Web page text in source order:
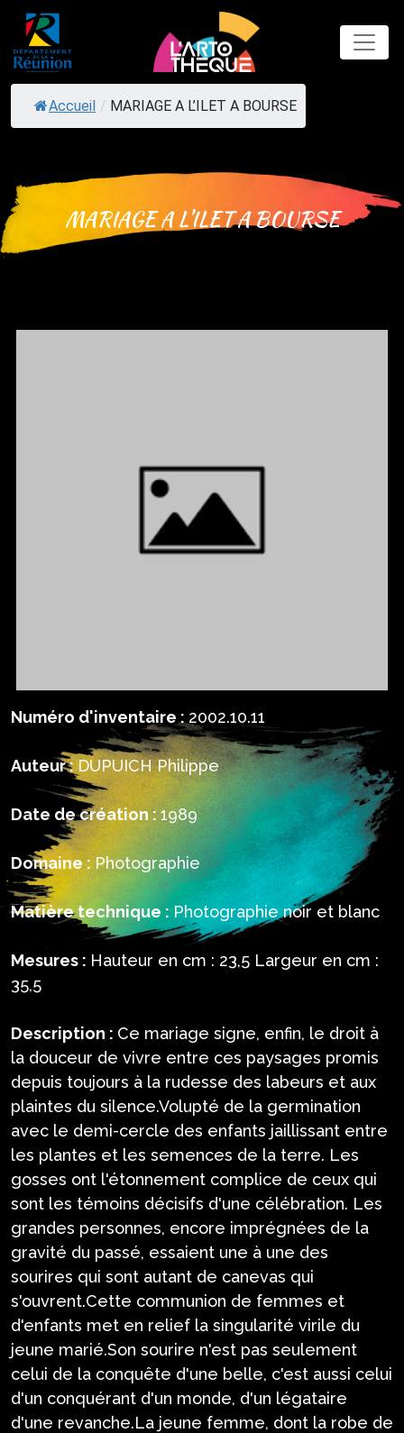
Skip
content
Accueil / MARIAGE A L’ILET A BOURSE
MARIAGE A L’ILET A BOURSE
Numéro d'inventaire : 2002.10.11
Auteur : DUPUICH Philippe
Date de création : 1989
Domaine : Photographie
Matière technique : Photographie noir et blanc
Mesures : Hauteur en cm : 23,5 Largeur en cm :
35,5
Description : Ce mariage signe, enfin, le droit à
la douceur de vivre entre ces paysages promis
depuis toujours à la rudesse des labeurs et aux
plaintes du silence.Volupté de la germination
avec le demi-cercle des enfants jaillissant entre
les plantes et les semences de la terre. Les
gosses ont l'étonnement complice de ceux qui
sont les témoins décisifs d'une célébration. Les
grandes personnes, encore imprégnées de la
gravité du passé, essaient une à une des
sourires qui sont autant de canevas qui
s'ouvrent.Cette communion de femmes et
d'enfants met en relief la singularité virile du
jeune marié.Son sourire n'est pas seulement
celui de la conquête d'une belle, c'est aussi celui
d'un conquérant d'un monde, d'un légataire
d'une revanche.La jeune femme, dont la robe de